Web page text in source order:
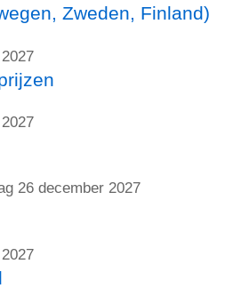
Zweden, Finland)
26 december 2027